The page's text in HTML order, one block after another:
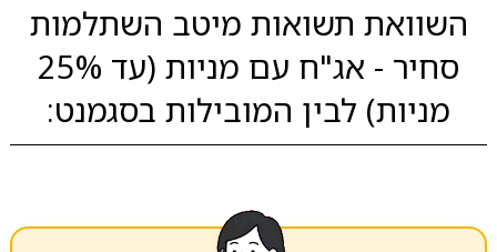
השוואת תשואות מיטב השתלמות
סחיר - אג"ח עם מניות (עד 25%
מניות) לבין המובילות בסגמנט: